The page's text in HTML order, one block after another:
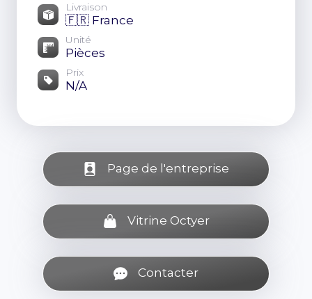
Livraison
🇫🇷 France
Unité
Pièces
Prix
N/A
Page de l'entreprise
Vitrine Octyer
Contacter